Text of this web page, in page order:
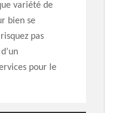
variété de
bien se
pas
pour le